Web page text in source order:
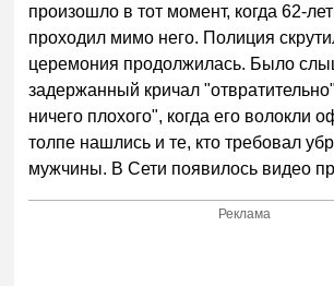
произошло в тот момент, когда 62-
проходил мимо него. Полиция
церемония продолжилась. Было
задержанный кричал
ничего плохого", когда его волокли
толпе нашлись и те, кто требовал
мужчины. В Сети появилось видео
Реклама